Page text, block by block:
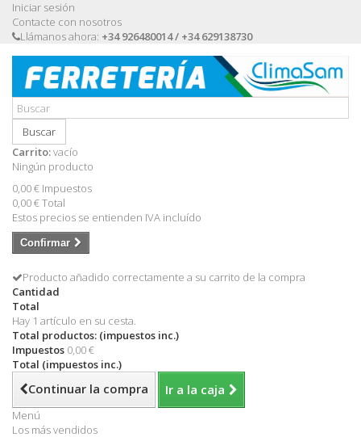
Iniciar sesión
Contacte con nosotros
Llámanos ahora: +34 926480014 / +34 629138730
Buscar
Carrito:vacío
Ningún producto
0,00 € Impuestos
0,00 €Total
Estos precios se entienden IVA incluído
Confirmar
Producto añadido correctamente a su carrito de la compra
Cantidad
Total
Hay 1 artículo en su cesta.
Total productos: (impuestos inc.)
Impuestos 0,00 €
Total (impuestos inc.)
Continuar la compra Ir a la caja
Menú
Los más vendidos